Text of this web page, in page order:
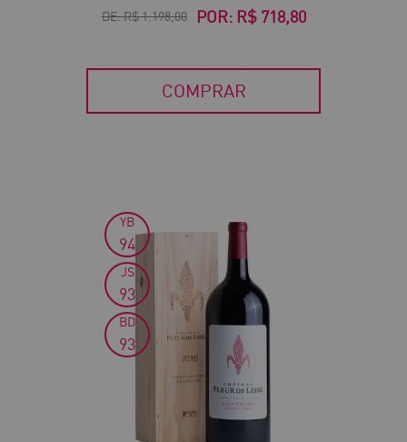
DE:R$ 1.198,00 POR: R$ 718,80
COMPRAR
YB
94
JS
93
BD
93